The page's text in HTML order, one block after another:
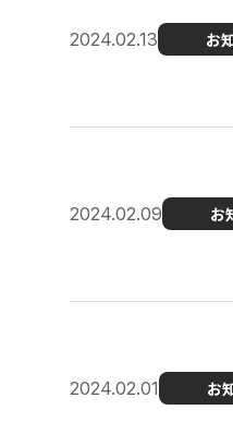
2024.02.13 お
2024.02.09 お
2024.02.01 お